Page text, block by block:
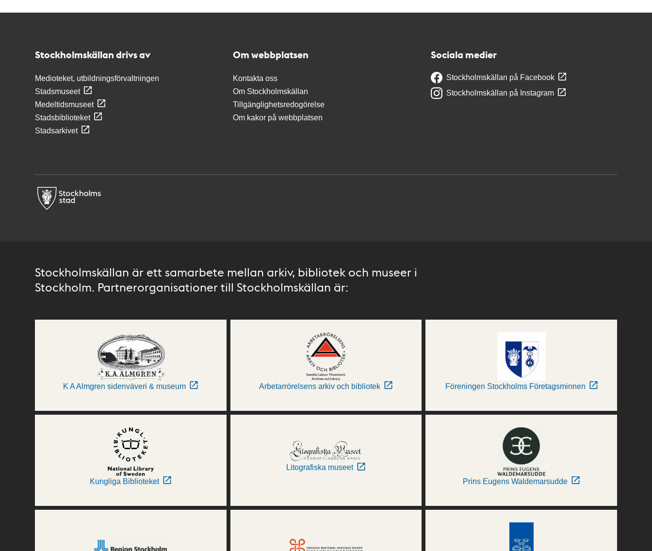
Stockholmskällan drivs av
Medioteket, utbildningsförvaltningen
Stadsmuseet
Medeltidsmuseet
Stadsbiblioteket
Stadsarkivet
Om webbplatsen
Kontakta oss
Om Stockholmskällan
Tillgänglighetsredogörelse
Om kakor på webbplatsen
Sociala medier
Stockholmskällan på Facebook
Stockholmskällan på Instagram
Stockholmskällan är ett samarbete mellan arkiv, bibliotek och museer i
Stockholm. Partnerorganisationer till Stockholmskällan är:
K A Almgren sidenväveri & museum Arbetarrörelsens arkiv och bibliotek Föreningen Stockholms Företagsminnen
Kungliga Biblioteket
Litografiska museet
Prins Eugens Waldemarsudde